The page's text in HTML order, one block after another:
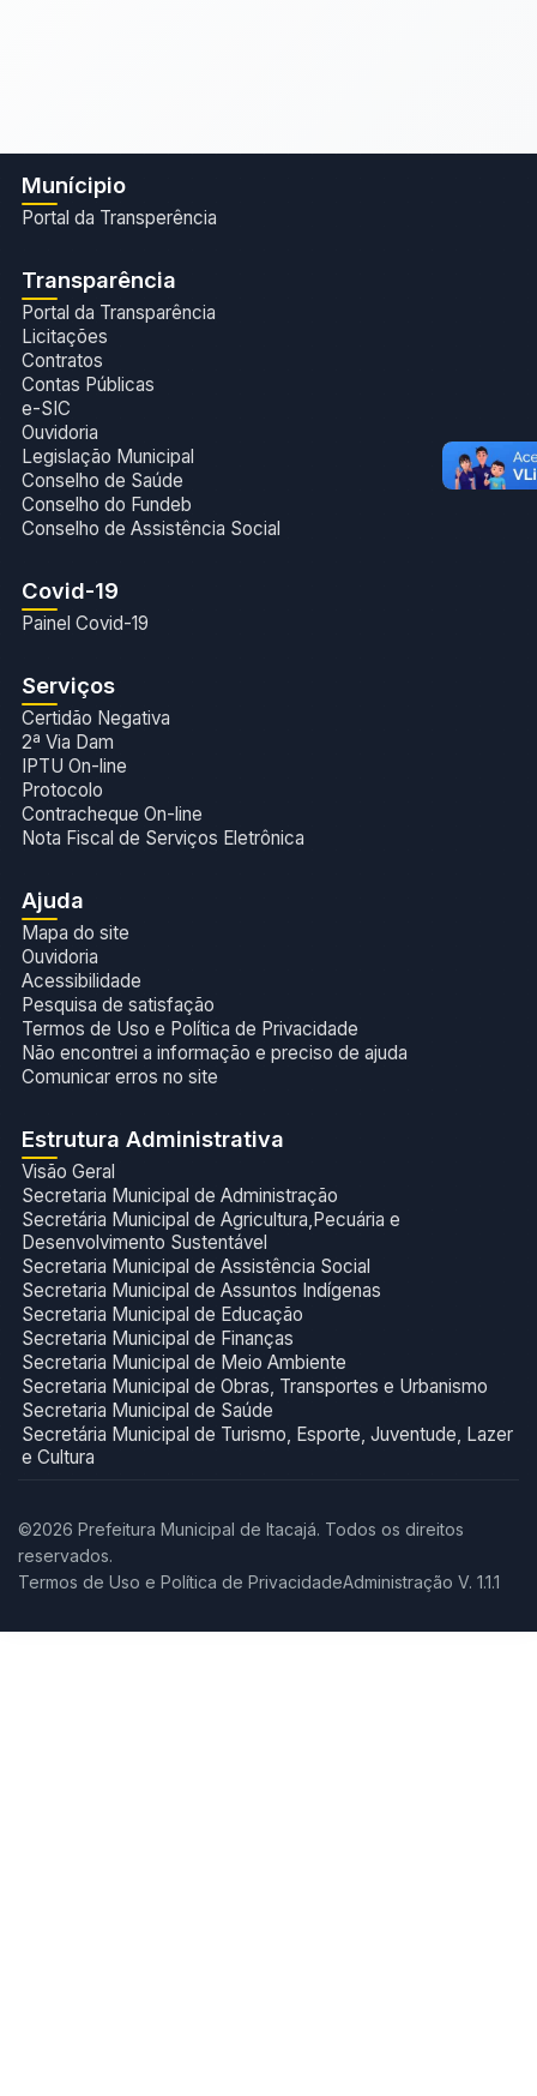
Munícipio
Portal da Transperência
Transparência
Portal da Transparência
Licitações
Contratos
Contas Públicas
e-SIC
Ouvidoria
Legislação Municipal
Conselho de Saúde
Conselho do Fundeb
Conselho de Assistência Social
Covid-19
Painel Covid-19
Serviços
Certidão Negativa
2ª Via Dam
IPTU On-line
Protocolo
Contracheque On-line
Nota Fiscal de Serviços Eletrônica
Ajuda
Mapa do site
Ouvidoria
Acessibilidade
Pesquisa de satisfação
Termos de Uso e Política de Privacidade
Não encontrei a informação e preciso de ajuda
Comunicar erros no site
Estrutura Administrativa
Visão Geral
Secretaria Municipal de Administração
Secretária Municipal de Agricultura,Pecuária e
Desenvolvimento Sustentável
Secretaria Municipal de Assistência Social
Secretaria Municipal de Assuntos Indígenas
Secretaria Municipal de Educação
Secretaria Municipal de Finanças
Secretaria Municipal de Meio Ambiente
Secretaria Municipal de Obras, Transportes e Urbanismo
Secretaria Municipal de Saúde
Secretária Municipal de Turismo, Esporte, Juventude, Lazer
e Cultura
©2026 Prefeitura Municipal de Itacajá. Todos os direitos
reservados.
Termos de Uso e Política de PrivacidadeAdministração V. 1.1.1